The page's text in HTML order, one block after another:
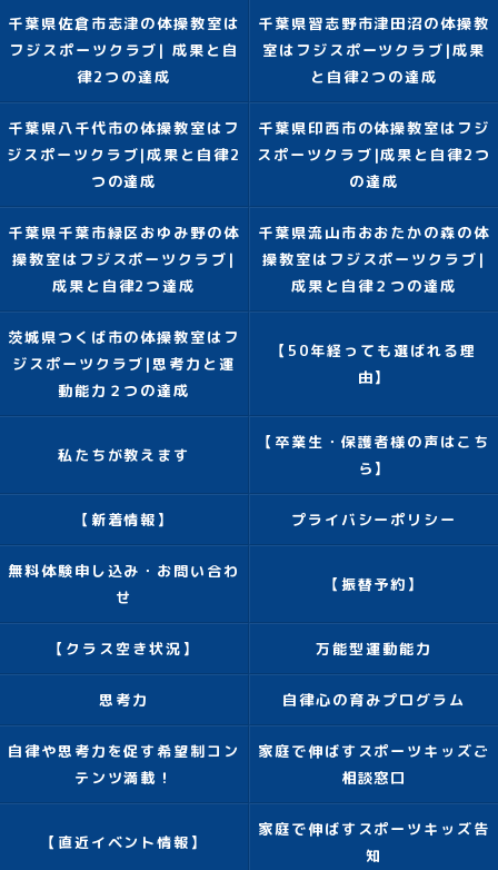
千葉県佐倉市志津の体操教室は
フジスポーツクラブ| 成果と自
律2つの達成
千葉県習志野市津田沼の体操教
室はフジスポーツクラブ|成果
と自律2つの達成
千葉県八千代市の体操教室はフ
ジスポーツクラブ|成果と自律2
つの達成
千葉県印西市の体操教室はフジ
スポーツクラブ|成果と自律2つ
の達成
千葉県千葉市緑区おゆみ野の体
操教室はフジスポーツクラブ|
成果と自律2つ達成
千葉県流山市おおたかの森の体
操教室はフジスポーツクラブ|
成果と自律２つの達成
茨城県つくば市の体操教室はフ
ジスポーツクラブ|思考力と運
動能力２つの達成
【50年経っても選ばれる理
由】
私たちが教えます
【卒業生・保護者様の声はこち
ら】
【新着情報】 プライバシーポリシー
無料体験申し込み・お問い合わ
せ
【振替予約】
【クラス空き状況】 万能型運動能力
思考力 自律心の育みプログラム
自律や思考力を促す希望制コン
テンツ満載！
家庭で伸ばすスポーツキッズご
相談窓口
【直近イベント情報】
家庭で伸ばすスポーツキッズ告
知